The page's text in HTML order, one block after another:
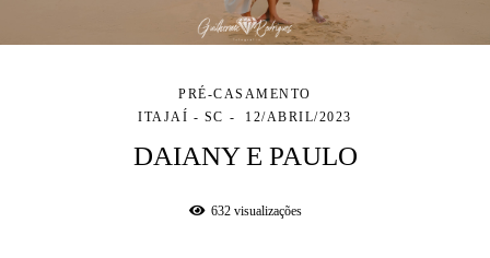
PRÉ-CASAMENTO
ITAJAÍ - SC
12/ABRIL/2023
DAIANY E PAULO
632visualizações